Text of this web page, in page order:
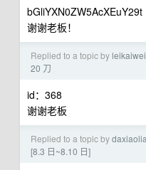
bGliYXN0ZW5AcXEuY29t
谢谢老板！
Replied to a topic by leikaiwei
20 刀
id：368
谢谢老板
Replied to a topic by
[8.3 日~8.10 日]